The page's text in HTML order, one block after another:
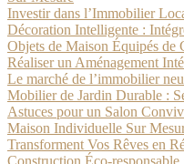
Investir dans l’Immobilier
Décoration Intelligente :
Objets de Maison Équipés de
Réaliser un Aménagement
Le marché de l’immobilier
Mobilier de Jardin Durable :
Astuces pour un Salon
Maison Individuelle Sur
Transforment Vos Rêves en
Construction Éco-